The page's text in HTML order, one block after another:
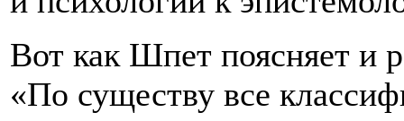
Вот как Шпет поясняет и
«По существу все